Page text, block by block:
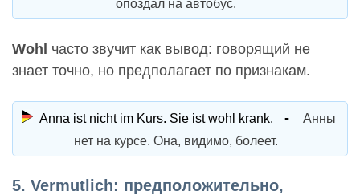
опоздал на автобус.
Wohl часто звучит как вывод: говорящий не
знает точно, но предполагает по признакам.
Anna ist nicht im Kurs. Sie ist wohl krank.
Анны
нет на курсе. Она, видимо, болеет.
5. Vermutlich: предположительно,